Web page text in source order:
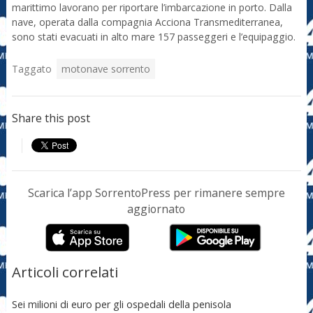
marittimo lavorano per riportare l’imbarcazione in porto. Dalla
nave, operata dalla compagnia Acciona Transmediterranea,
sono stati evacuati in alto mare 157 passeggeri e l’equipaggio.
Taggato motonave sorrento
Share this post
Scarica l’app SorrentoPress per rimanere sempre
aggiornato
Articoli correlati
Sei milioni di euro per gli ospedali della penisola